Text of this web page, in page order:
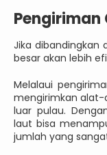
Jika dibandingkan
besar akan lebih
Melalaui
mengirimkan alat-
luar pulau.
laut bisa
jumlah yang